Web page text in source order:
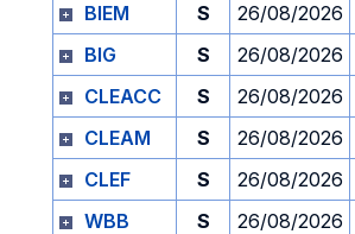
BIEM
S 26/08/2026
BIG
S 26/08/2026
CLEACC
S 26/08/2026
CLEAM
S 26/08/2026
CLEF
S 26/08/2026
WBB
S 26/08/2026